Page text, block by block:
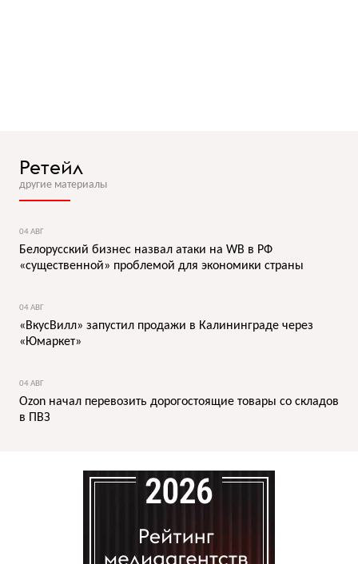
Ретейл
другие материалы
04 АВГ
Белорусский бизнес назвал атаки на WB в РФ
«существенной» проблемой для экономики страны
04 АВГ
«ВкусВилл» запустил продажи в Калининграде через
«Юмаркет»
04 АВГ
Ozon начал перевозить дорогостоящие товары со складов
в ПВЗ